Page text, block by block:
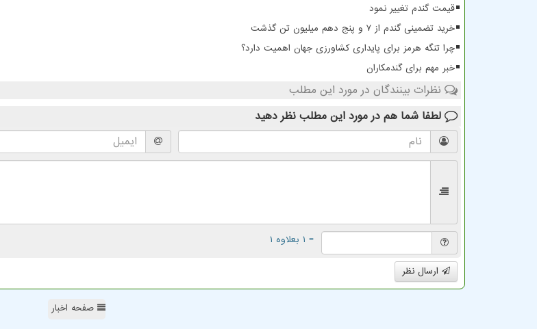
قیمت گندم تغییر نمود
خرید تضمینی گندم از ۷ و پنج دهم میلیون تن گذشت
چرا تنگه هرمز برای پایداری کشاورزی جهان اهمیت دارد؟
خبر مهم برای گندمکاران
نظرات بینندگان در مورد این مطلب
لطفا شما هم در مورد این مطلب نظر دهید
= ۱ بعلاوه ۱
ارسال نظر
صفحه اخبار